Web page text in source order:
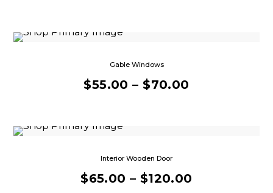
Gable Windows
$55.00 –$70.00
Interior Wooden Door
$65.00 – $120.00